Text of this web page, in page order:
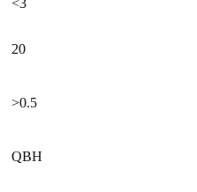
<3
20
>0.5
QBH